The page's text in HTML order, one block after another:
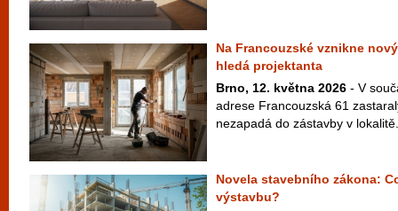
Na Francouzské vznikne
hledá projektanta
Brno, 12. května 2026 - V
adrese Francouzská 61
nezapadá do zástavby v
Novela stavebního zákona:
výstavbu?